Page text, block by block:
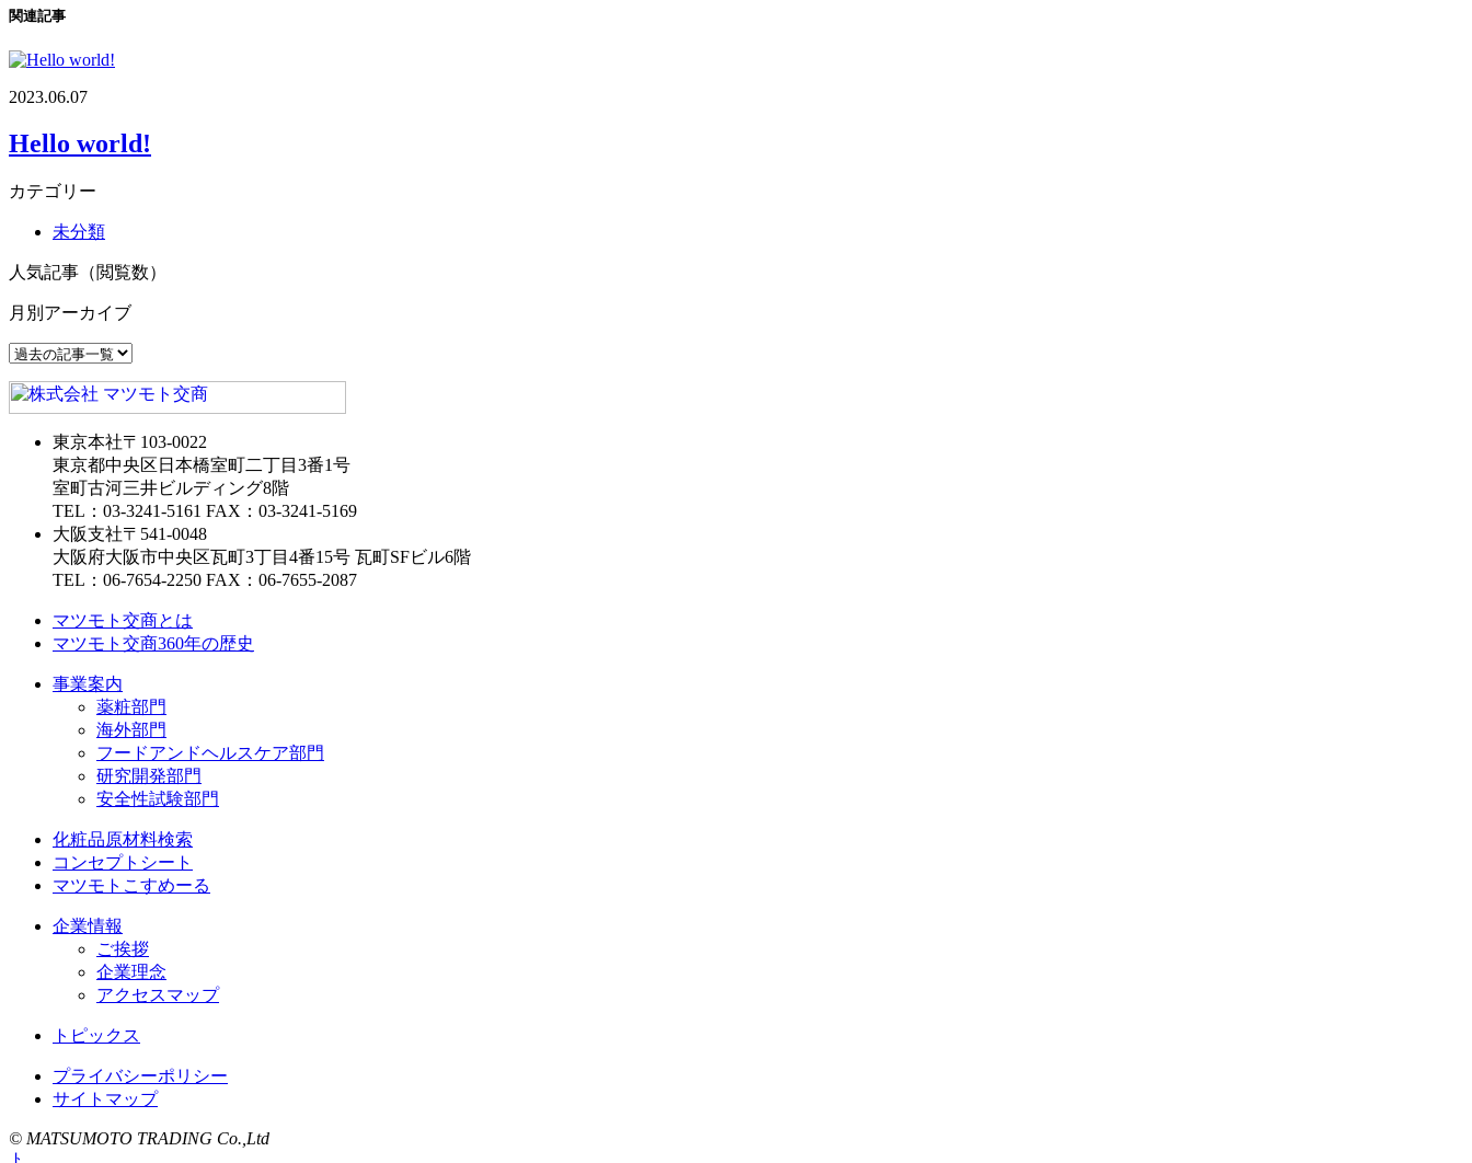
関連記事
2023.06.07
Hello world!
カテゴリー
未分類
人気記事（閲覧数）
月別アーカイブ
東京本社〒103-0022
東京都中央区日本橋室町二丁目3番1号
室町古河三井ビルディング8階
TEL：03-3241-5161 FAX：03-3241-5169
大阪支社〒541-0048
大阪府大阪市中央区瓦町3丁目4番15号 瓦町SFビル6階
TEL：06-7654-2250 FAX：06-7655-2087
マツモト交商とは
マツモト交商360年の歴史
事業案内
薬粧部門
海外部門
フードアンドヘルスケア部門
研究開発部門
安全性試験部門
化粧品原材料検索
コンセプトシート
マツモトこすめーる
企業情報
ご挨拶
企業理念
アクセスマップ
トピックス
プライバシーポリシー
サイトマップ
© MATSUMOTO TRADING Co.,Ltd